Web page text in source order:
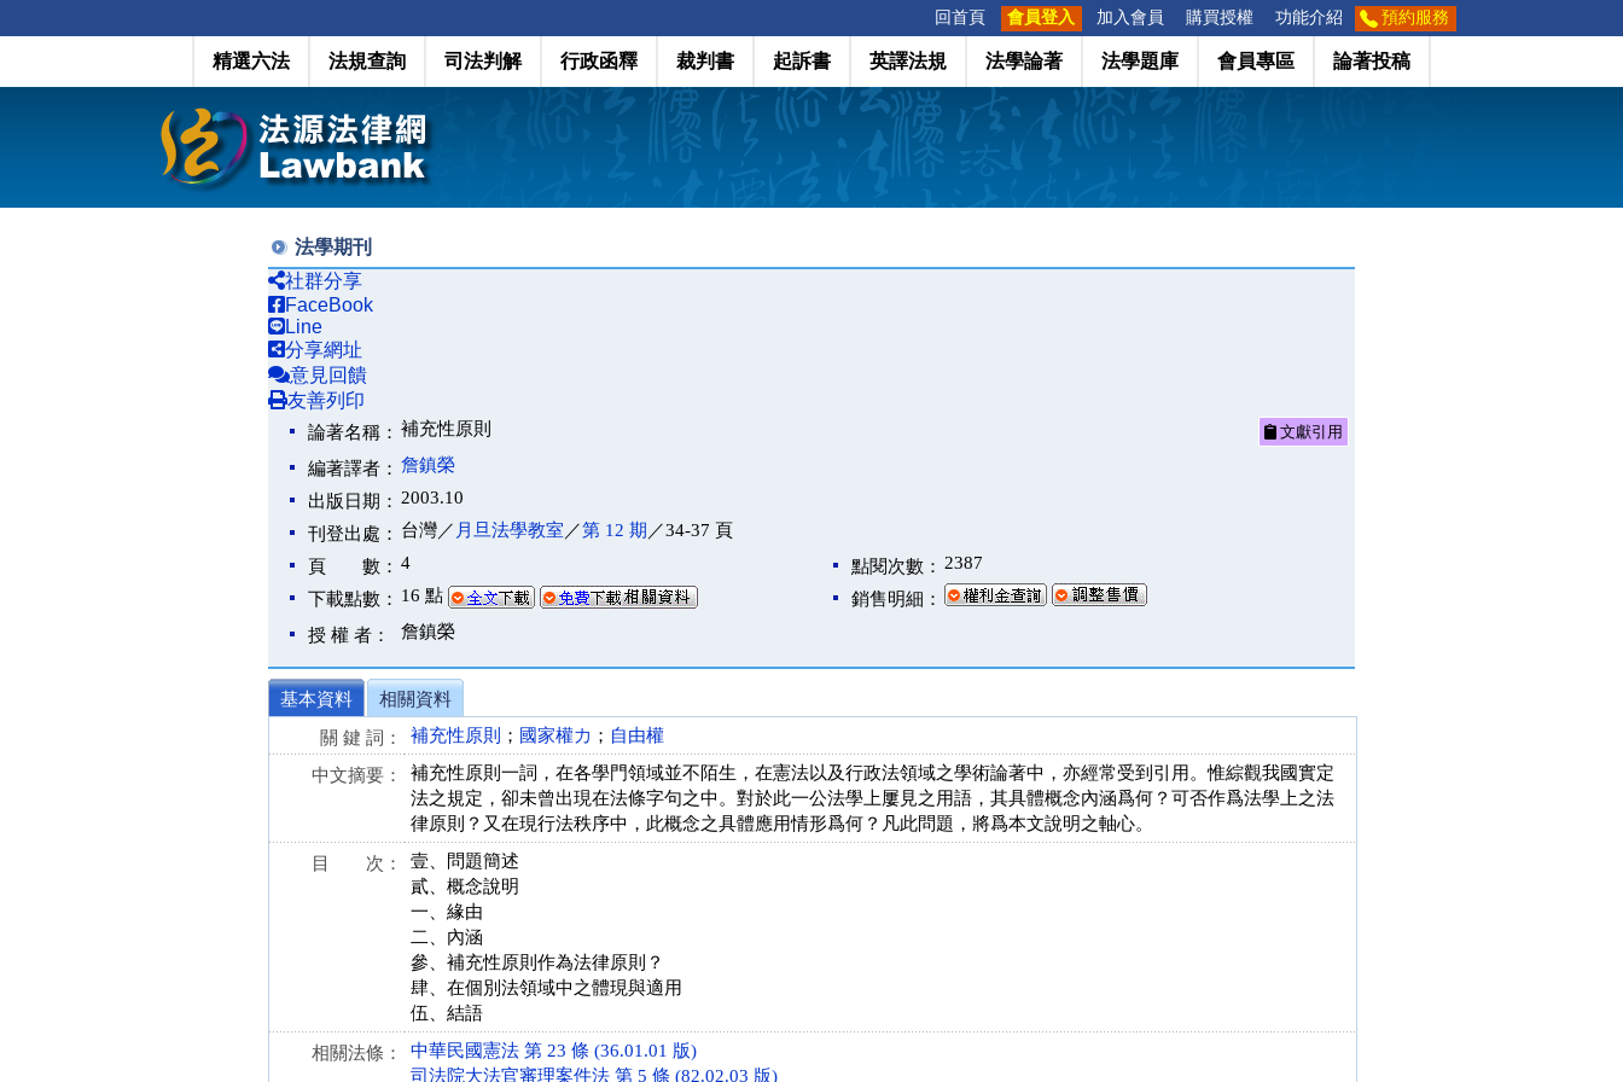
回首頁 會員登入 加入會員 購買授權 功能介紹 預約服務
精選六法 法規查詢 司法判解 行政函釋 裁判書 起訴書 英譯法規 法學論著 法學題庫 會員專區 論著投稿
法學期刊
社群分享
FaceBook
Line
分享網址
意見回饋
友善列印
論著名稱： 補充性原則 文獻引用
編著譯者： 詹鎮榮
出版日期： 2003.10
刊登出處： 台灣／ 月旦法學教室 ／第 12 期 ／34-37 頁
頁 數： 4 點閱次數： 2387
下載點數： 16 點
銷售明細：
授 權 者：
詹鎮榮
基本資料
相關資料
關 鍵 詞：
補充性原則 ； 國家權力 ； 自由權
中文摘要：
補充性原則一詞，在各學門領域並不陌生，在憲法以及行政法領域之學術論著中，亦經常受到引用。惟綜觀我國實定
法之規定，卻未曾出現在法條字句之中。對於此一公法學上屢見之用語，其具體概念內涵爲何？可否作爲法學上之法
律原則？又在現行法秩序中，此概念之具體應用情形爲何？凡此問題，將爲本文說明之軸心。
目 次：
壹、問題簡述
貳、概念說明
一、緣由
二、內涵
參、補充性原則作為法律原則？
肆、在個別法領域中之體現與適用
伍、結語
相關法條：
中華民國憲法 第 23 條 (36.01.01 版)
司法院大法官審理案件法 第 5 條 (82.02.03 版)